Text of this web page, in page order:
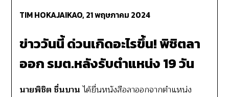
TIM HOKAJAIKAO, 21 พฤษภาคม 2024
ข่าววันนี้ ด่วนเกิดอะไรขึ้น!พิชิตลา
ออกรมต.หลังรับตำแหน่ง 19 วัน
นายพิชิต ชื่นบานได้ยื่นหนังสือลาออกจากตำแหน่ง